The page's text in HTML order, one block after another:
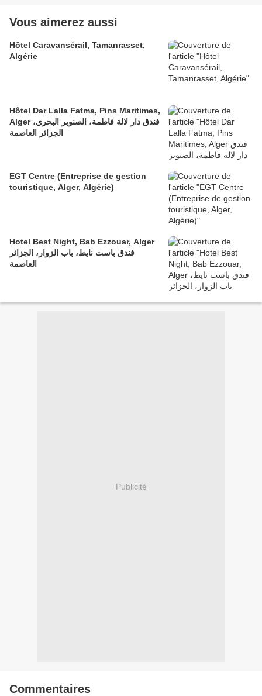
Vous aimerez aussi
Hôtel Caravansérail, Tamanrasset,
Algérie
Hôtel Dar Lalla Fatma, Pins Maritimes,
Alger فندق دار لالة فاطمة، الصنوبر البحري،
الجزائر العاصمة
EGT Centre (Entreprise de gestion
touristique, Alger, Algérie)
Hotel Best Night, Bab Ezzouar, Alger
فندق باست نايط، باب الزوار، الجزائر
العاصمة
Publicité
Commentaires